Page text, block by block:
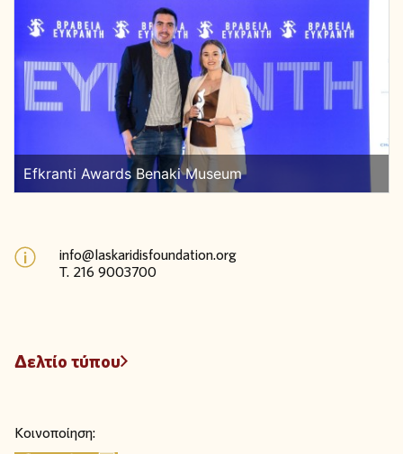
Efkranti Awards Benaki Museum
info@laskaridisfoundation.org
T. 216 9003700
Δελτίο τύπου
Κοινοποίηση: